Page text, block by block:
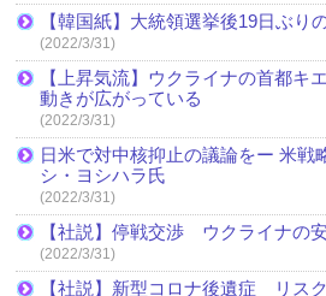
【韓国紙】大統領選挙後19日ぶり
(2022/3/31)
【上昇気流】ウクライナの首都キ
動きが広がっている
(2022/3/31)
日米で対中核抑止の議論をー 米戦
シ・ヨシハラ氏
(2022/3/31)
【社説】停戦交渉 ウクライナの
(2022/3/31)
【社説】新型コロナ後遺症 リス